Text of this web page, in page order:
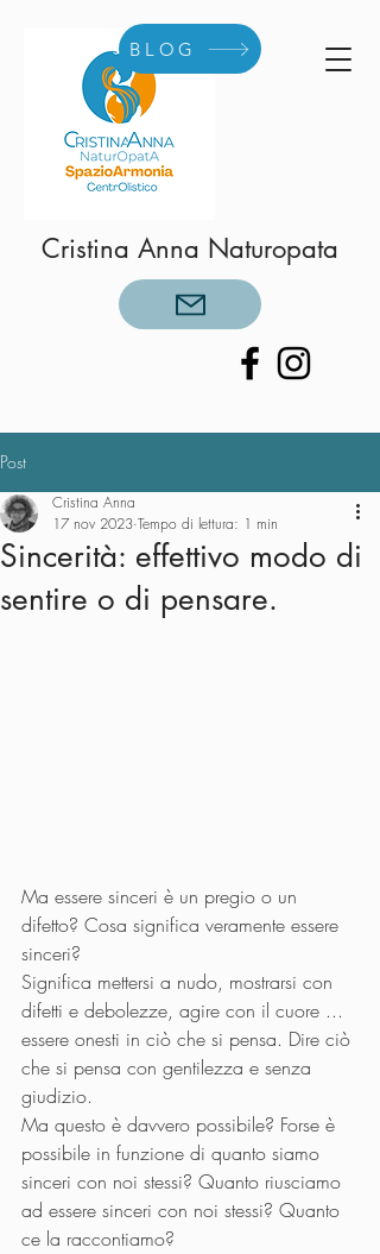
Cristina Anna Naturopata
BLOG
Post
Sincerità: effettivo modo di
sentire o di pensare.
Cristina Anna
17 nov 2023 Tempo di lettura: 1 min
Ma essere sinceri è un pregio o un
difetto? Cosa significa veramente essere
sinceri?
Significa mettersi a nudo, mostrarsi con
difetti e debolezze, agire con il cuore ...
essere onesti in ciò che si pensa. Dire ciò
che si pensa con gentilezza e senza
giudizio.
Ma questo è davvero possibile? Forse è
possibile in funzione di quanto siamo
sinceri con noi stessi? Quanto riusciamo
ad essere sinceri con noi stessi? Quanto
ce la raccontiamo?